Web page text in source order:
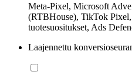
Meta-Pixel, Microsoft
(RTBHouse), TikTok
tuotesuositukset, Ads
Laajennettu